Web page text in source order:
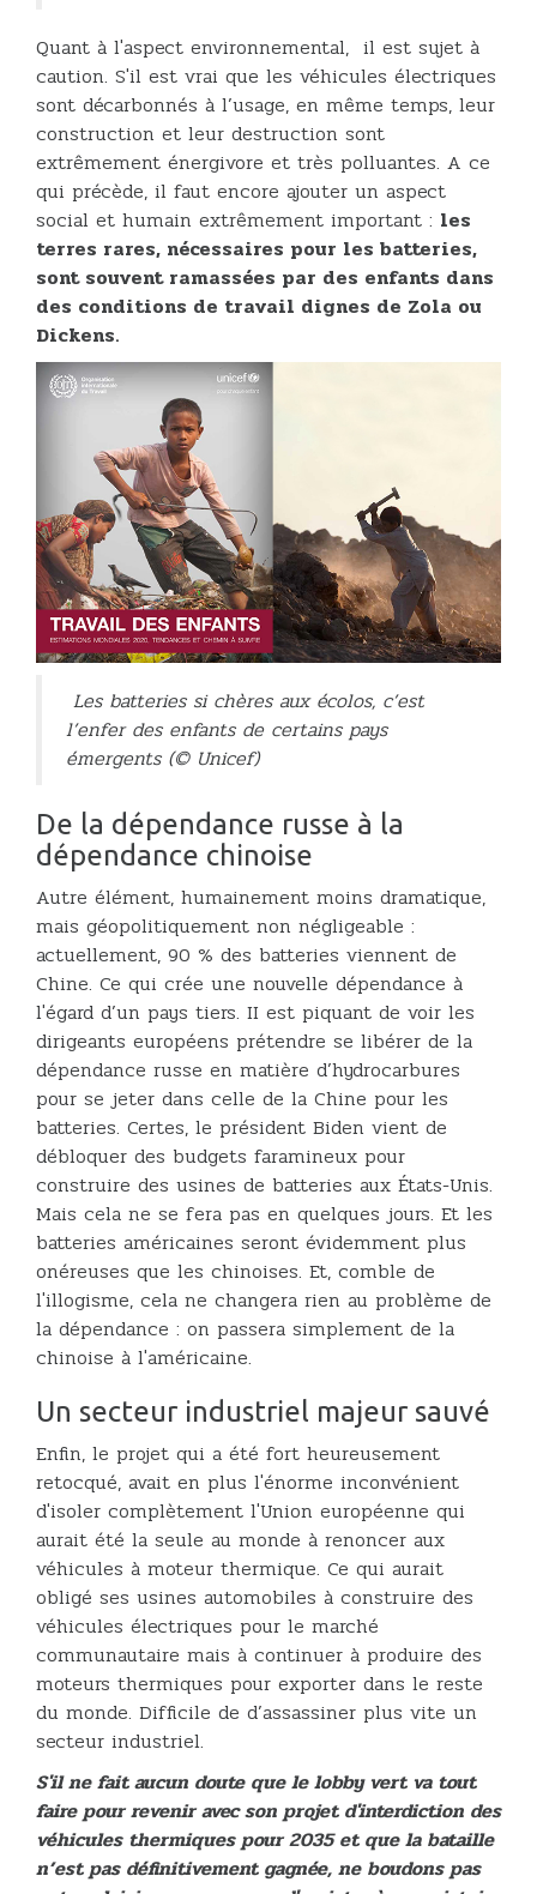
Quant à l'aspect environnemental, il est sujet à
caution. S'il est vrai que les véhicules électriques
sont décarbonnés à l’usage, en même temps, leur
construction et leur destruction sont
extrêmement énergivore et très polluantes. A ce
qui précède, il faut encore ajouter un aspect
social et humain extrêmement important : les
terres rares, nécessaires pour les batteries,
sont souvent ramassées par des enfants dans
des conditions de travail dignes de Zola ou
Dickens.
Les batteries si chères aux écolos, c’est
l’enfer des enfants de certains pays
émergents (© Unicef)
De la dépendance russe à la
dépendance chinoise
Autre élément, humainement moins dramatique,
mais géopolitiquement non négligeable :
actuellement, 90 % des batteries viennent de
Chine. Ce qui crée une nouvelle dépendance à
l'égard d’un pays tiers. II est piquant de voir les
dirigeants européens prétendre se libérer de la
dépendance russe en matière d’hydrocarbures
pour se jeter dans celle de la Chine pour les
batteries. Certes, le président Biden vient de
débloquer des budgets faramineux pour
construire des usines de batteries aux États-Unis.
Mais cela ne se fera pas en quelques jours. Et les
batteries américaines seront évidemment plus
onéreuses que les chinoises. Et, comble de
l'illogisme, cela ne changera rien au problème de
la dépendance : on passera simplement de la
chinoise à l'américaine.
Un secteur industriel majeur sauvé
Enfin, le projet qui a été fort heureusement
retocqué, avait en plus l'énorme inconvénient
d'isoler complètement l'Union européenne qui
aurait été la seule au monde à renoncer aux
véhicules à moteur thermique. Ce qui aurait
obligé ses usines automobiles à construire des
véhicules électriques pour le marché
communautaire mais à continuer à produire des
moteurs thermiques pour exporter dans le reste
du monde. Difficile de d’assassiner plus vite un
secteur industriel.
S'il ne fait aucun doute que le lobby vert va tout
faire pour revenir avec son projet d'interdiction des
véhicules thermiques pour 2035 et que la bataille
n’est pas définitivement gagnée, ne boudons pas